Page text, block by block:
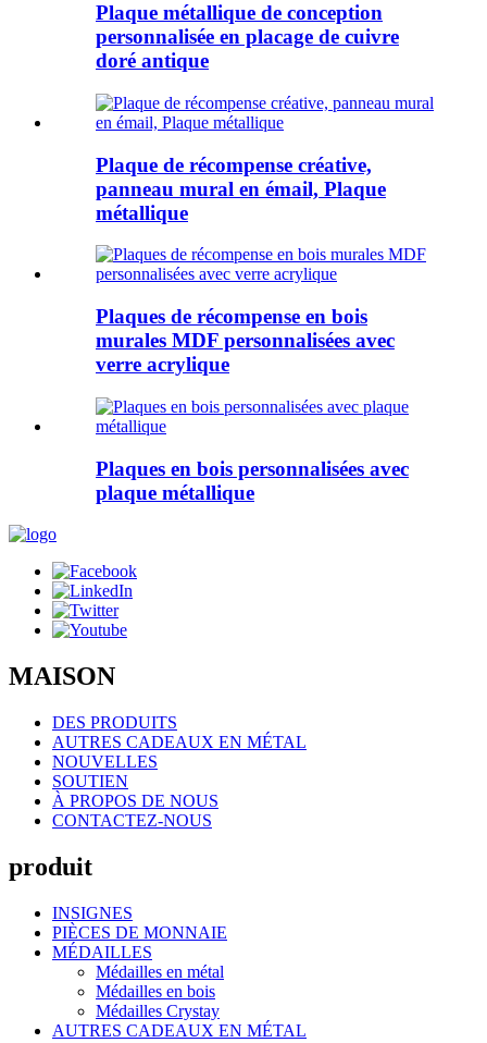
Plaque métallique de conception
personnalisée en placage de cuivre
doré antique
Plaque de récompense créative,
panneau mural en émail, Plaque
métallique
Plaques de récompense en bois
murales MDF personnalisées avec
verre acrylique
Plaques en bois personnalisées avec
plaque métallique
MAISON
DES PRODUITS
AUTRES CADEAUX EN MÉTAL
NOUVELLES
SOUTIEN
À PROPOS DE NOUS
CONTACTEZ-NOUS
produit
INSIGNES
PIÈCES DE MONNAIE
MÉDAILLES
Médailles en métal
Médailles en bois
Médailles Crystay
AUTRES CADEAUX EN MÉTAL